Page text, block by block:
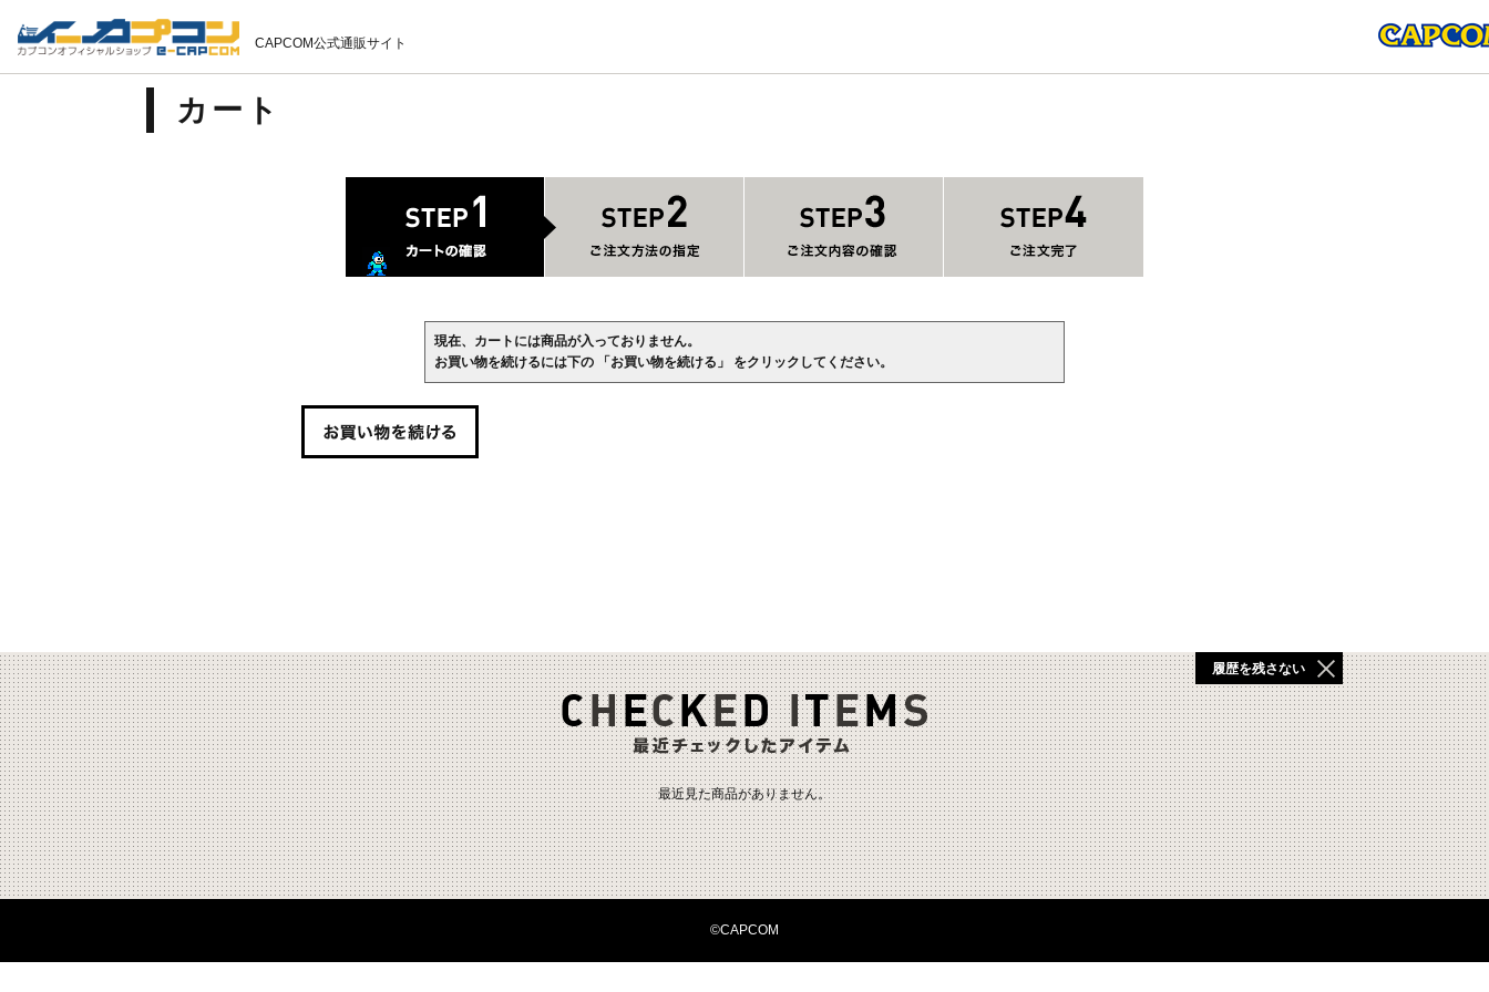
CAPCOM公式通販サイト
カート
現在、カートには商品が入っておりません。
お買い物を続けるには下の 「お買い物を続ける」 をクリックしてください。
最近見た商品がありません。
履歴を残さない
©CAPCOM